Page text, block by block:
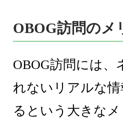
OBOG訪問のメ
OBOG訪問には、
れないリアルな
るという大きな